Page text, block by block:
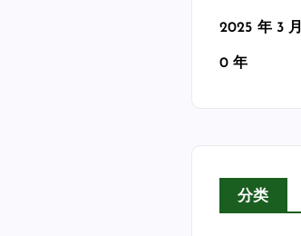
2025 年 3 月
0 年
分类